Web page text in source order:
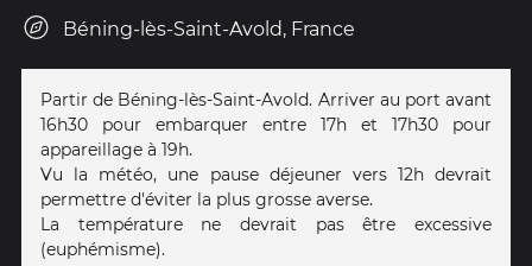
Béning-lès-Saint-Avold, France
Partir de Béning-lès-Saint-Avold. Arriver au port avant
16h30 pour embarquer entre 17h et 17h30 pour
appareillage à 19h.
Vu la météo, une pause déjeuner vers 12h devrait
permettre d'éviter la plus grosse averse.
La température ne devrait pas être excessive
(euphémisme).